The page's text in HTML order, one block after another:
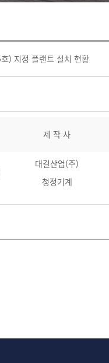
) 지정 플랜트 설치 현황
제 작 사
대길산업(주)
청정기계